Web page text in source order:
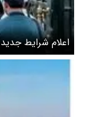
اعلام شرایط